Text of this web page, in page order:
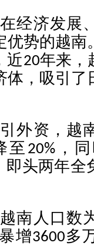
经济发展
优势的越南
20年来，
体，吸引了
外资，越
20%，
即头两年全
南人口数
增3600多